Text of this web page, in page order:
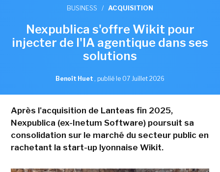
BUSINESS / ACQUISITION
Nexpublica s'offre Wikit pour
injecter de l'IA agentique dans ses
solutions
Benoît Huet , publié le 07 Juillet 2026
Après l'acquisition de Lanteas fin 2025,
Nexpublica (ex-Inetum Software) poursuit sa
consolidation sur le marché du secteur public en
rachetant la start-up lyonnaise Wikit.